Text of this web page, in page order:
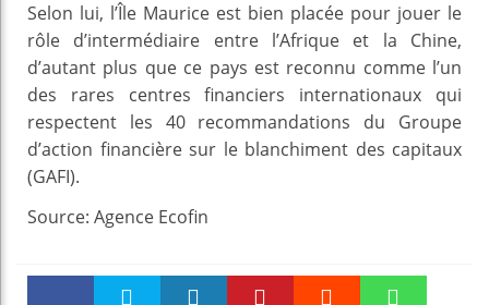
Selon lui, l’Île Maurice est bien placée pour jouer le
rôle d’intermédiaire entre l’Afrique et la Chine,
d’autant plus que ce pays est reconnu comme l’un
des rares centres financiers internationaux qui
respectent les 40 recommandations du Groupe
d’action financière sur le blanchiment des capitaux
(GAFI).
Source: Agence Ecofin